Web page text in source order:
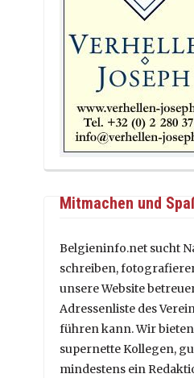
Mitmachen und
Belgieninfo.net sucht
schreiben,
unsere Website
Adressenliste des
führen kann. Wir
supernette Kollegen,
mindestens ein